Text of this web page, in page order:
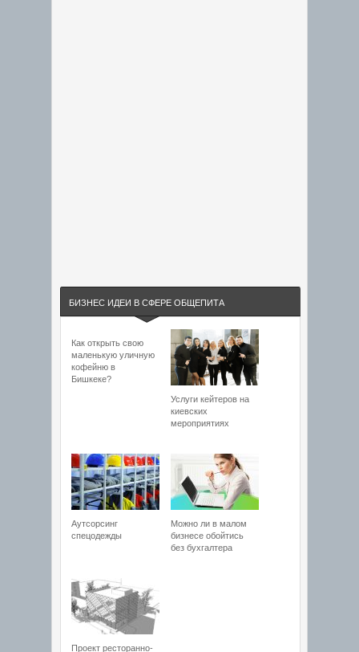
БИЗНЕС ИДЕИ В СФЕРЕ ОБЩЕПИТА
Как открыть свою
маленькую уличную
кофейню в
Бишкеке?
Услуги кейтеров на
киевских
мероприятиях
Аутсорсинг
спецодежды
Можно ли в малом
бизнесе обойтись
без бухгалтера
Проект ресторанно-